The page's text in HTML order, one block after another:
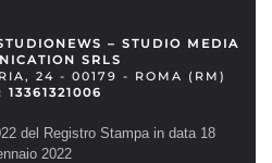
– STUDIO MEDIA
SRLS
24 - 00179 - ROMA (RM)
13361321006
del Registro Stampa in data 18
2022